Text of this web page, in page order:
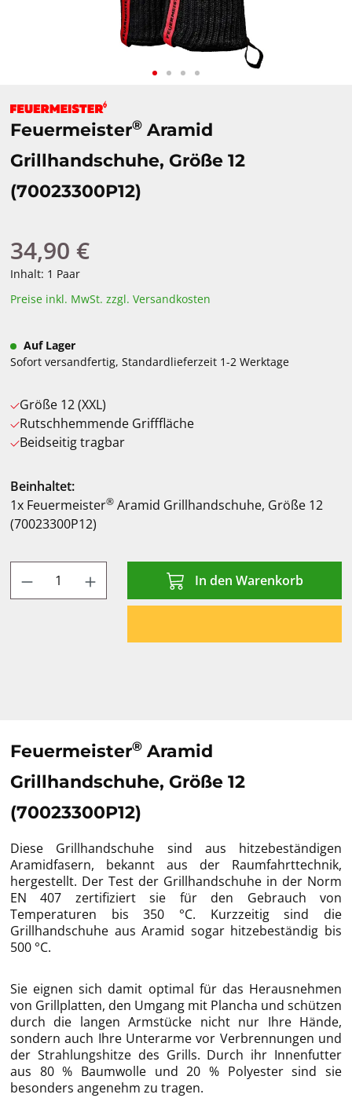
Feuermeister® Aramid
Grillhandschuhe, Größe 12
(70023300P12)
Regulärer Preis:
34,90 €
Inhalt: 1 Paar
Preise inkl. MwSt. zzgl. Versandkosten
Auf Lager
Sofort versandfertig, Standardlieferzeit 1-2 Werktage
Größe 12 (XXL)
Rutschhemmende Grifffläche
Beidseitig tragbar
Beinhaltet:
1x Feuermeister® Aramid Grillhandschuhe, Größe 12
(70023300P12)
Produkt Anzahl: Gib den gewünschten
In den Warenkorb
Feuermeister® Aramid
Grillhandschuhe, Größe 12
(70023300P12)
Diese Grillhandschuhe sind aus hitzebeständigen
Aramidfasern, bekannt aus der Raumfahrttechnik,
hergestellt. Der Test der Grillhandschuhe in der Norm
EN 407 zertifiziert sie für den Gebrauch von
Temperaturen bis 350 °C. Kurzzeitig sind die
Grillhandschuhe aus Aramid sogar hitzebeständig bis
500 °C.
Sie eignen sich damit optimal für das Herausnehmen
von Grillplatten, den Umgang mit Plancha und schützen
durch die langen Armstücke nicht nur Ihre Hände,
sondern auch Ihre Unterarme vor Verbrennungen und
der Strahlungshitze des Grills. Durch ihr Innenfutter
aus 80 % Baumwolle und 20 % Polyester sind sie
besonders angenehm zu tragen.